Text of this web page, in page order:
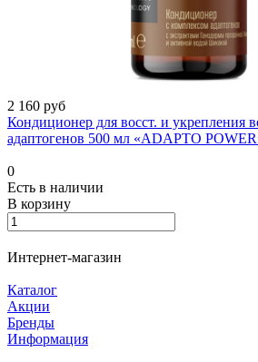
2 160 руб
Кондиционер для восст. и укрепления
адаптогенов 500 мл «ADAPTO
0
Есть в наличии
В корзину
Интернет-магазин
Каталог
Акции
Бренды
Информация